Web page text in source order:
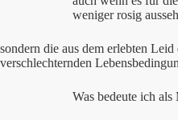
weniger rosig
sondern die aus dem erlebten
verschlechternden
Was bedeute ich als